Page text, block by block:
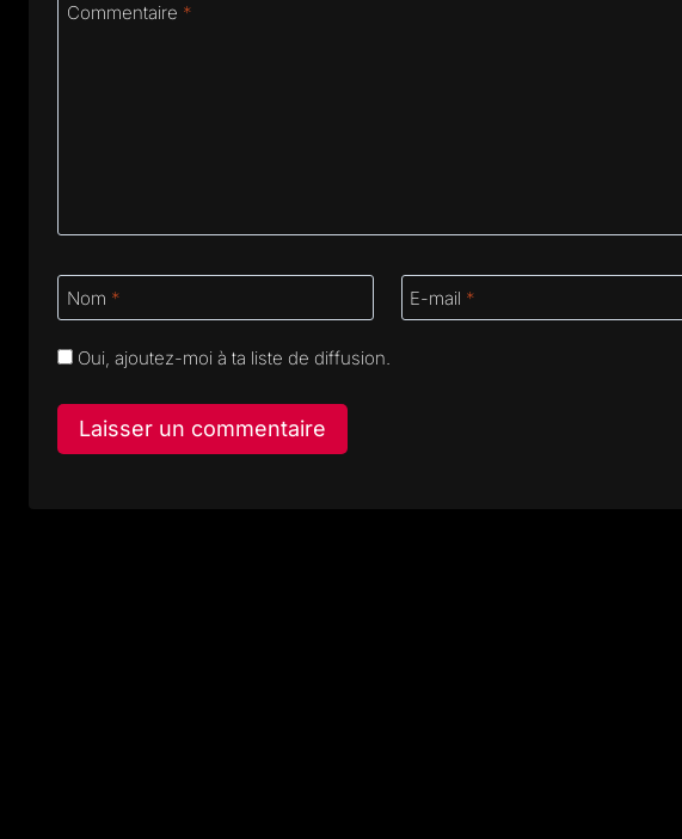
Commentaire *
Nom * E-mail *
Oui, ajoutez-moi à ta liste de diffusion.